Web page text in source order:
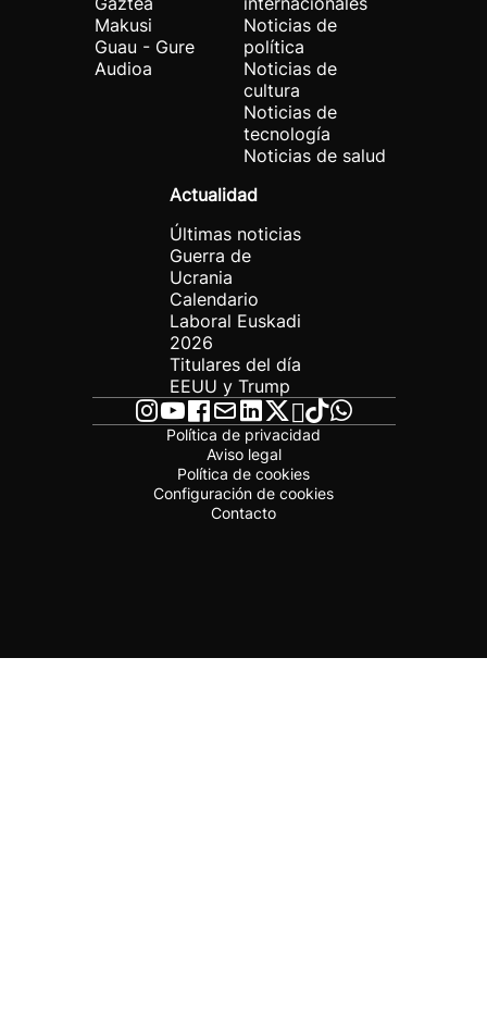
Makusi
Guau - Gure
Audioa
Noticias de
política
Noticias de
cultura
Noticias de
tecnología
Noticias de salud
Actualidad
Últimas noticias
Guerra de
Ucrania
Calendario
Laboral Euskadi
2026
Titulares del día
EEUU y Trump
Política de privacidad
Aviso legal
Política de cookies
Configuración de cookies
Contacto